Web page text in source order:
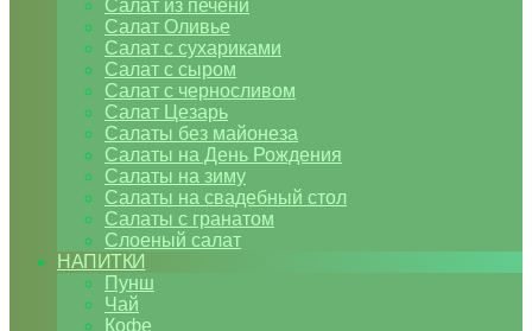
Салат из печени
Салат Оливье
Салат с сухариками
Салат с сыром
Салат с черносливом
Салат Цезарь
Салаты без майонеза
Салаты на День Рождения
Салаты на зиму
Салаты на свадебный стол
Салаты с гранатом
Слоеный салат
НАПИТКИ
Пунш
Чай
Кофе